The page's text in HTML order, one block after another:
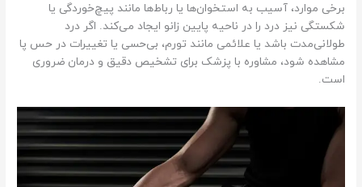
برخی موارد، آسیب به استخوان‌ها یا رباط‌ها مانند پیچ‌خوردگی یا
شکستگی نیز درد را در ناحیه پایین زانو ایجاد می‌کند. اگر درد
طولانی‌مدت باشد یا علائمی مانند تورم، بی‌حسی یا تغییرات در حس پا
مشاهده شود، مشاوره با پزشک برای تشخیص دقیق و درمان ضروری
است.